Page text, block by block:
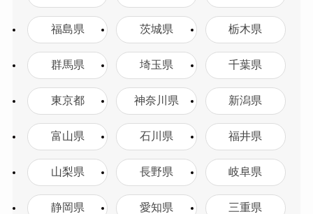
福島県 茨城県 栃木県
群馬県 埼玉県 千葉県
東京都 神奈川県 新潟県
富山県 石川県 福井県
山梨県 長野県 岐阜県
静岡県 愛知県 三重県